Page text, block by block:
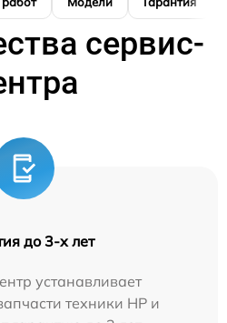
сервис-
до 3-х лет
устанавливает
техники HP и